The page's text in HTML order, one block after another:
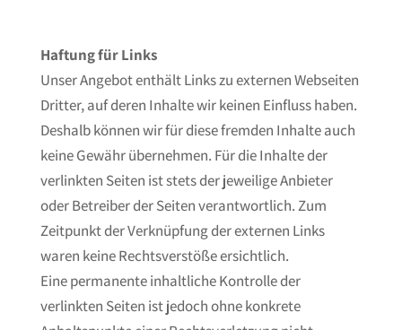
Haftung für Links
Unser Angebot enthält Links zu externen Webseiten
Dritter, auf deren Inhalte wir keinen Einfluss haben.
Deshalb können wir für diese fremden Inhalte auch
keine Gewähr übernehmen. Für die Inhalte der
verlinkten Seiten ist stets der jeweilige Anbieter
oder Betreiber der Seiten verantwortlich. Zum
Zeitpunkt der Verknüpfung der externen Links
waren keine Rechtsverstöße ersichtlich.
Eine permanente inhaltliche Kontrolle der
verlinkten Seiten ist jedoch ohne konkrete